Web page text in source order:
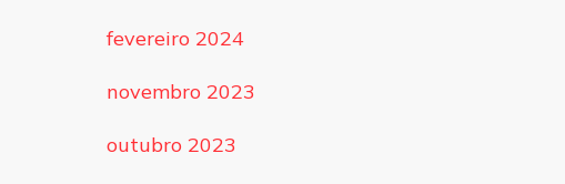
fevereiro 2024
novembro 2023
outubro 2023